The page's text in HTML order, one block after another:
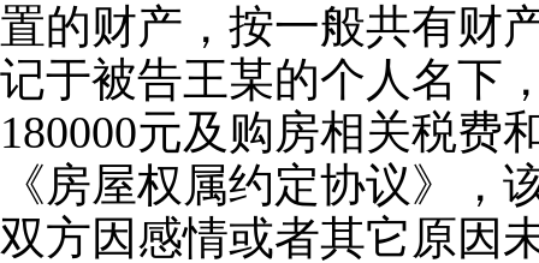
置的财产，按一般共有财
记于被告王某的个人名下
180000元及购房相关税费
《房屋权属约定协议》
双方因感情或者其它原因